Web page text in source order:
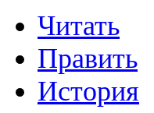
Читать
Править
История